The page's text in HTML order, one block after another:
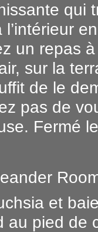
qui
l’intérieur
un repas
sur la
de le
pas de
Fermé
et
au pied de